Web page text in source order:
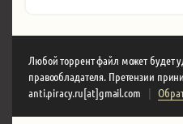
Любой торрент файл может будет
правообладателя. Претензии
anti.piracy.ru[at]gmail.com
|